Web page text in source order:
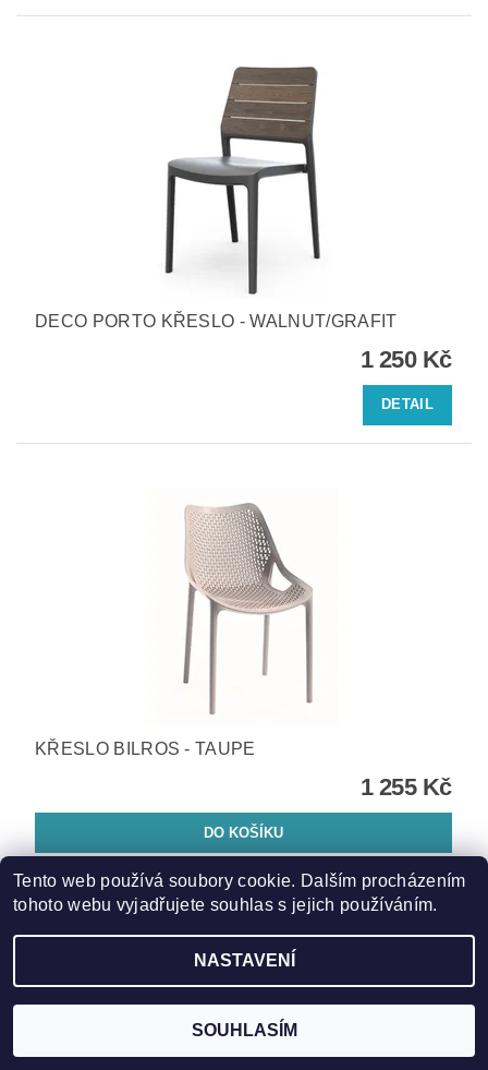
DECO PORTO KŘESLO - WALNUT/GRAFIT
1 250 Kč
DETAIL
KŘESLO BILROS - TAUPE
1 255 Kč
Hmotnost 20 kg
Buďte první, kdo napíše příspěvek k této položce.
Tento web používá soubory cookie. Dalším procházením
tohoto webu vyjadřujete souhlas s jejich používáním.
NASTAVENÍ
SOUHLASÍM